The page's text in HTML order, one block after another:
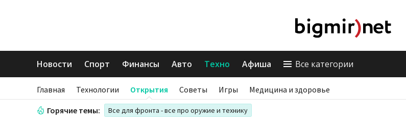
Новости Спорт Финансы Авто Техно Афиша Все категории
Главная Технологии Открытия Советы Игры Медицина и здоровье
Горячие темы: Все для фронта - все про оружие и технику